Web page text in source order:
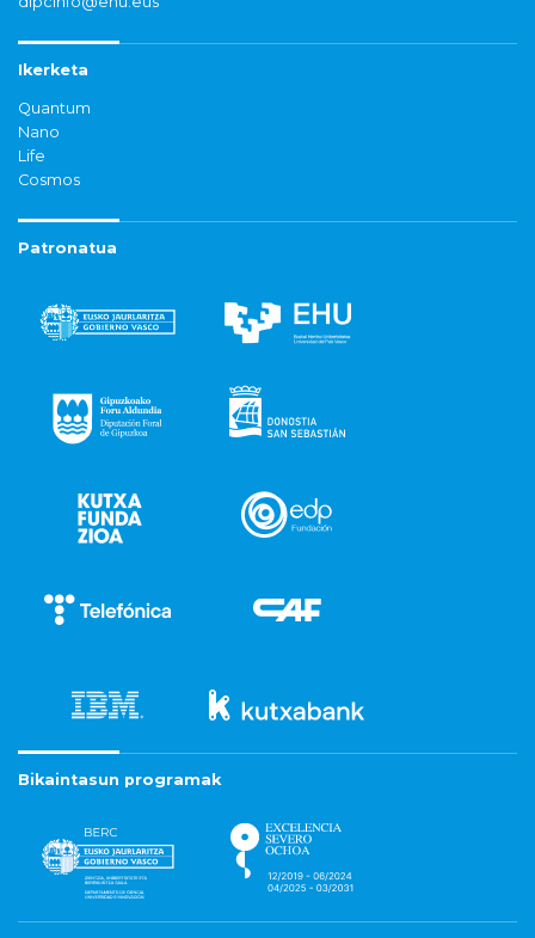
Ikerketa
Quantum
Nano
Life
Cosmos
Patronatua
Bikaintasun programak